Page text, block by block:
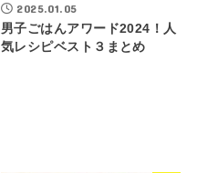
2025.01.05
男子ごはんアワード2024！人
気レシピベスト３まとめ